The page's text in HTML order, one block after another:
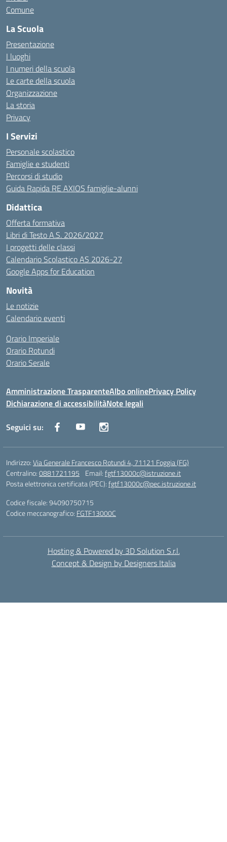
Comune
La Scuola
Presentazione
I luoghi
I numeri della scuola
Le carte della scuola
Organizzazione
La storia
Privacy
I Servizi
Personale scolastico
Famiglie e studenti
Percorsi di studio
Guida Rapida RE AXIOS famiglie-alunni
Didattica
Offerta formativa
Libri di Testo A.S. 2026/2027
I progetti delle classi
Calendario Scolastico AS 2026-27
Google Apps for Education
Novità
Le notizie
Calendario eventi
Orario Imperiale
Orario Rotundi
Orario Serale
Amministrazione TrasparenteAlbo onlinePrivacy Policy
Dichiarazione di accessibilitàNote legali
Seguici su:
Indirizzo:Via Generale Francesco Rotundi 4, 71121 Foggia (FG)
Centralino:0881721195 Email:fgtf13000c@istruzione.it
Posta elettronica certificata (PEC):fgtf13000c@pec.istruzione.it
Codice fiscale: 94090750715
Codice meccanografico: FGTF13000C
Hosting & Powered by 3D Solution S.r.l.
Concept & Design by Designers Italia